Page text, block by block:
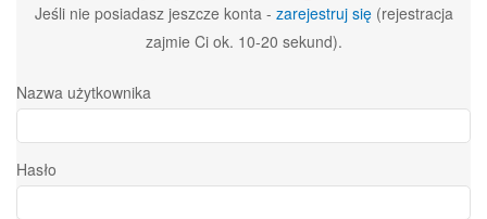
Jeśli nie posiadasz jeszcze konta - zarejestruj się(rejestracja
zajmie Ci ok. 10-20 sekund).
Nazwa użytkownika
Hasło